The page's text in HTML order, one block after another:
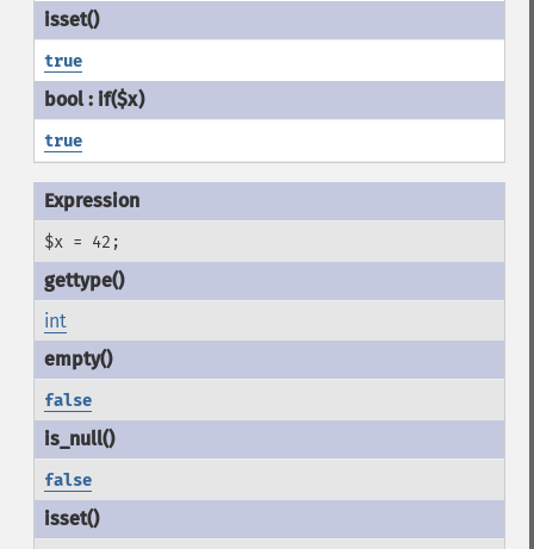
true
true
$x = 42;
int
false
false